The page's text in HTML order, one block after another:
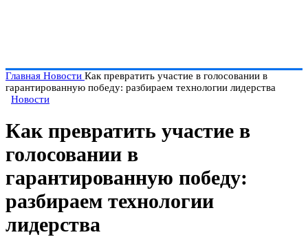
Главная Новости Как превратить участие в голосовании в
гарантированную победу: разбираем технологии лидерства
Новости
Как превратить участие в
голосовании в
гарантированную победу:
разбираем технологии
лидерства